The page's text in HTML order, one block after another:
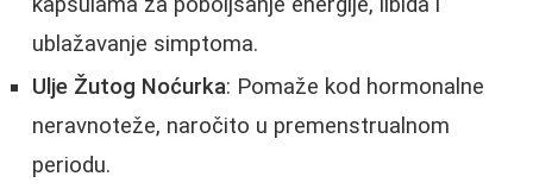
ublažavanje simptoma.
Ulje Žutog Noćurka: Pomaže kod hormonalne
neravnoteže, naročito u premenstrualnom
periodu.